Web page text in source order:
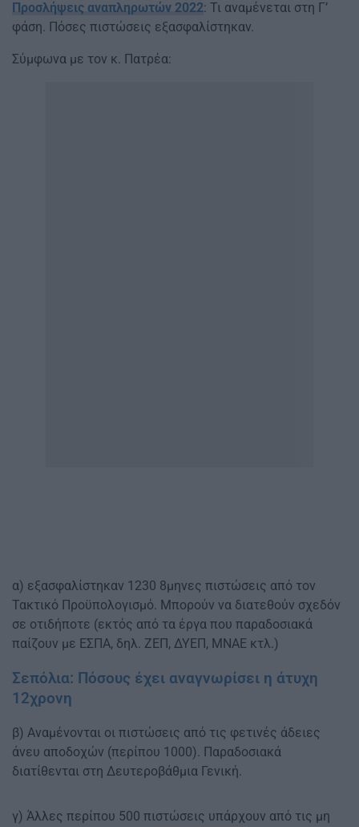
Προσλήψεις αναπληρωτών 2022: Τι αναμένεται στη Γ’
φάση. Πόσες πιστώσεις εξασφαλίστηκαν.
Σύμφωνα με τον κ. Πατρέα:
α) εξασφαλίστηκαν 1230 8μηνες πιστώσεις από τον
Τακτικό Προϋπολογισμό. Μπορούν να διατεθούν σχεδόν
σε οτιδήποτε (εκτός από τα έργα που παραδοσιακά
παίζουν με ΕΣΠΑ, δηλ. ΖΕΠ, ΔΥΕΠ, ΜΝΑΕ κτλ.)
Σεπόλια: Πόσους έχει αναγνωρίσει η άτυχη
12χρονη
β) Αναμένονται οι πιστώσεις από τις φετινές άδειες
άνευ αποδοχών (περίπου 1000). Παραδοσιακά
διατίθενται στη Δευτεροβάθμια Γενική.
γ) Άλλες περίπου 500 πιστώσεις υπάρχουν από τις μη